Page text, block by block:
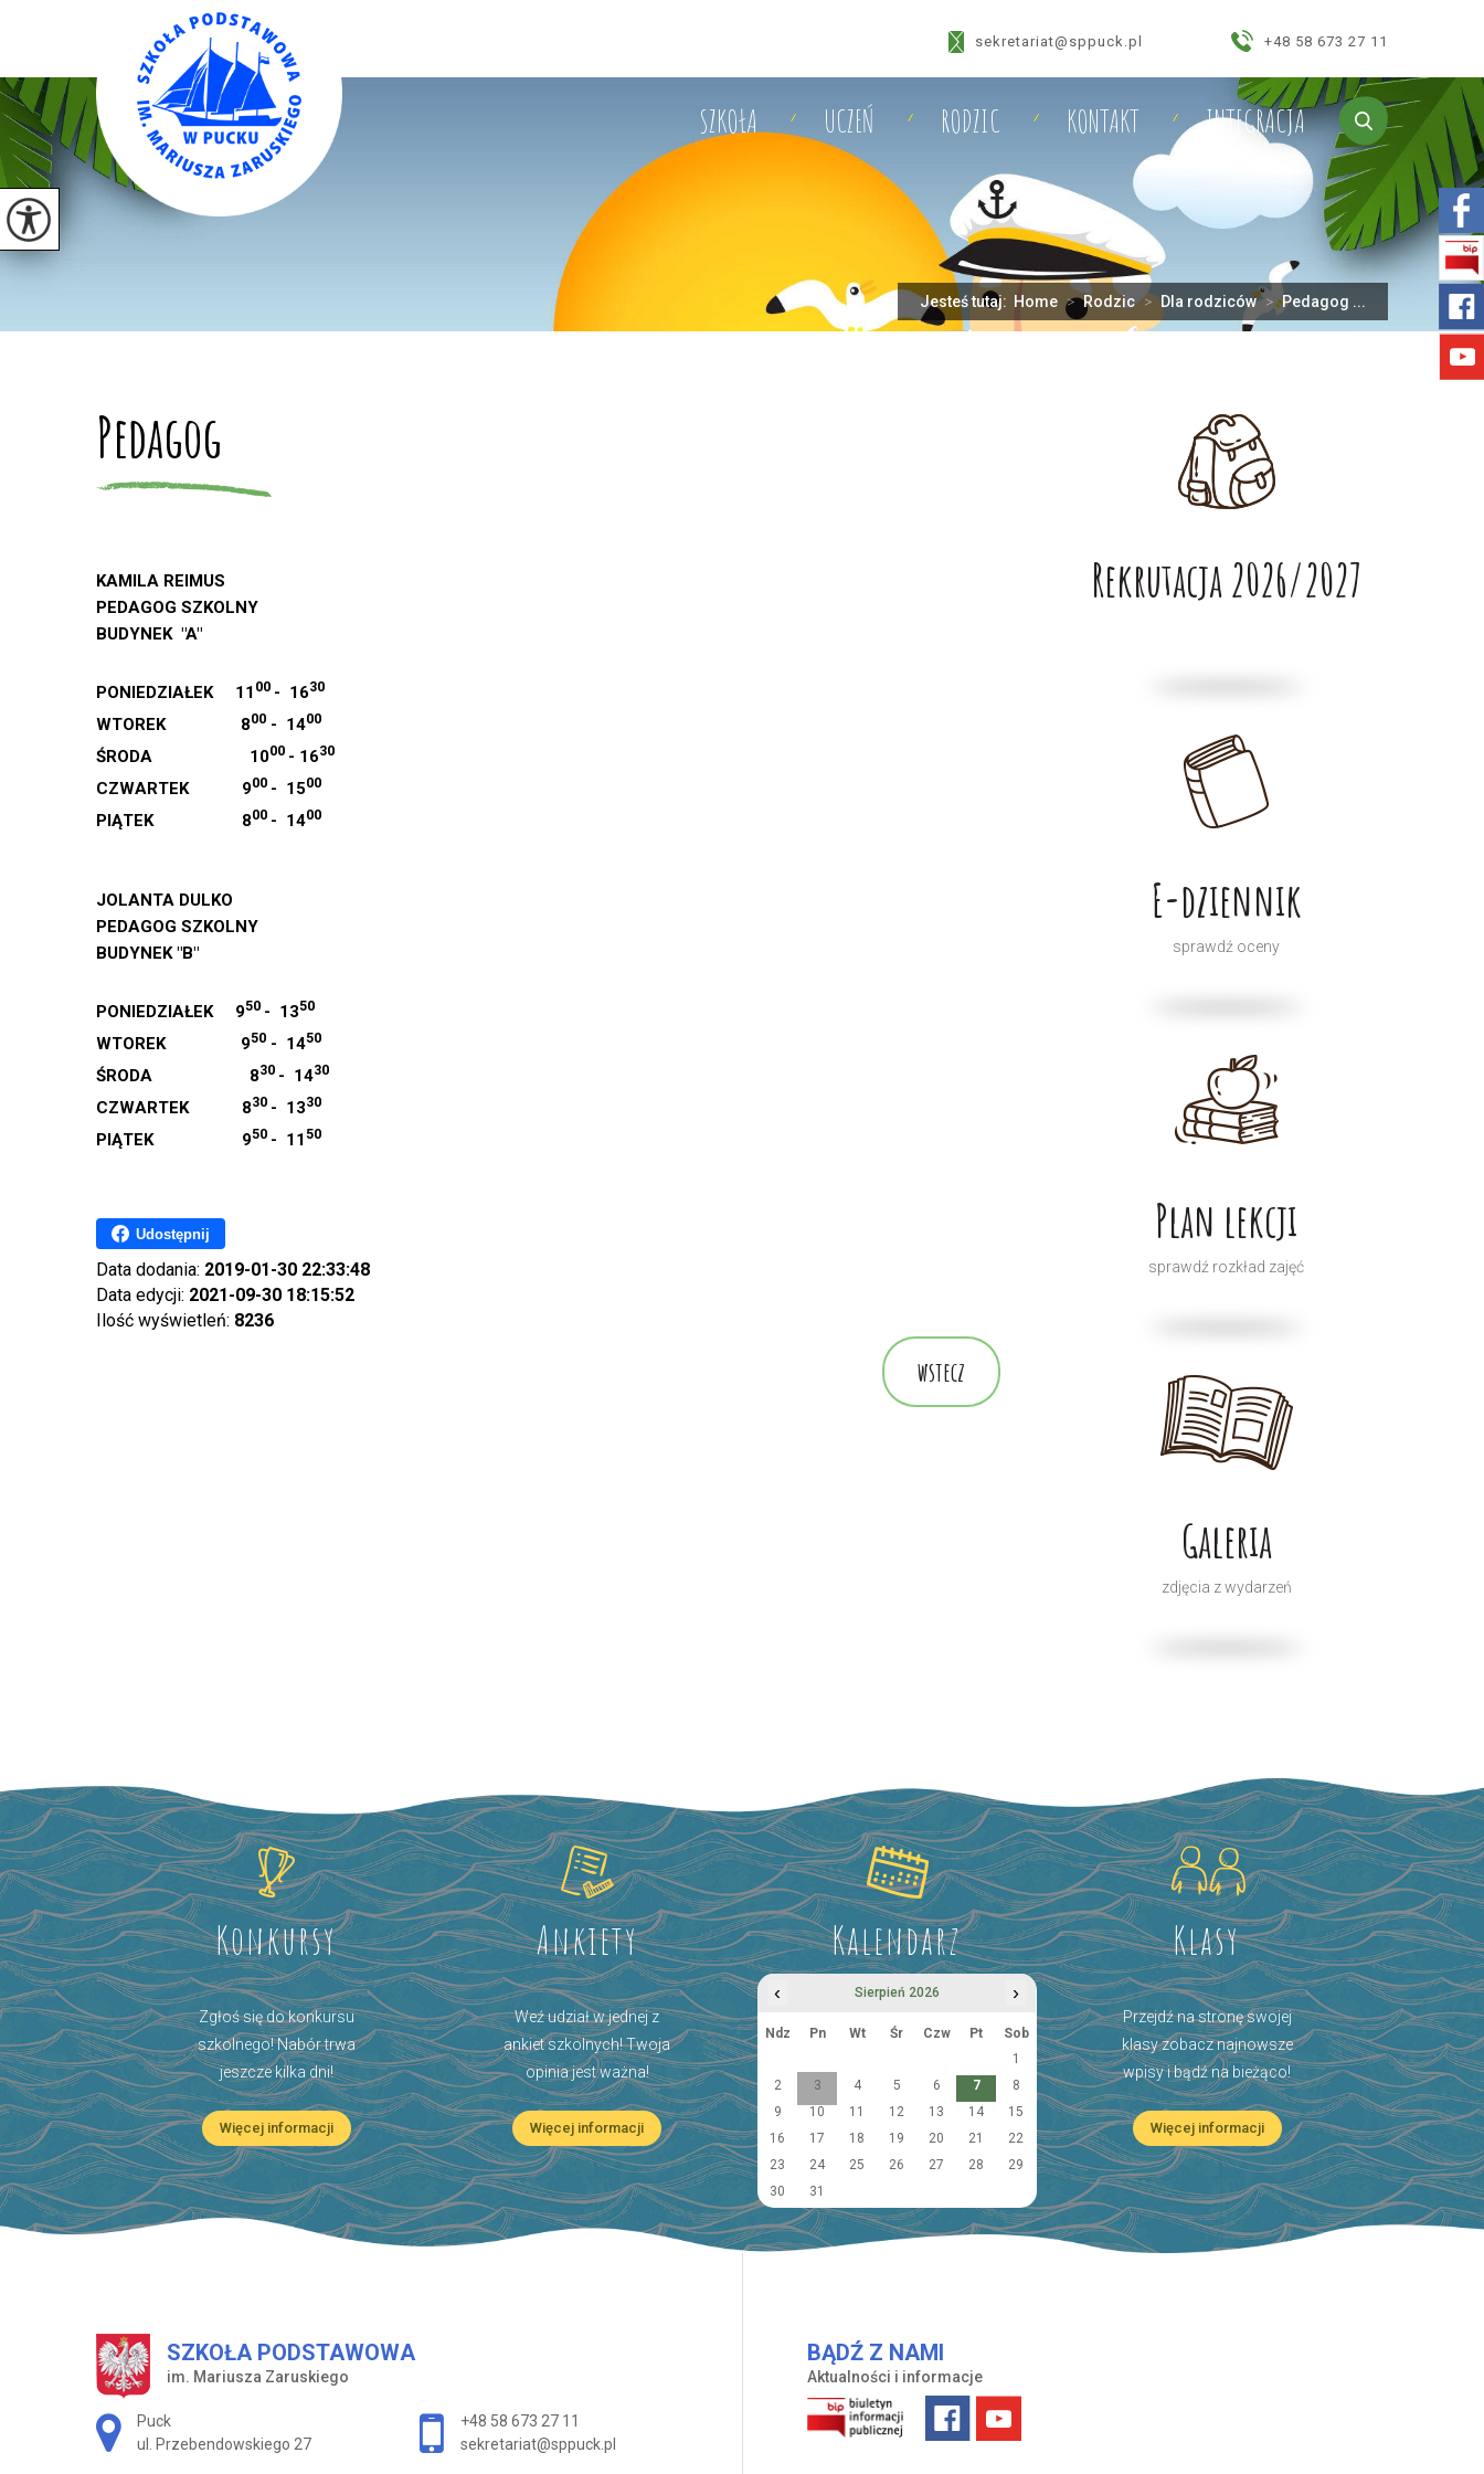
sekretariat@sppuck.pl +48 58 673 27 11
SZKOŁA UCZEŃ RODZIC KONTAKT INTEGRACJA
Jesteś tutaj: Home > Rodzic > Dla rodziców > Pedagog ...
Pedagog
KAMILA REIMUS
PEDAGOG SZKOLNY
BUDYNEK "A"
PONIEDZIAŁEK 11 00 - 1630
WTOREK 800 - 1400
ŚRODA 1000 - 1630
CZWARTEK 900 - 1500
PIĄTEK 800 - 1400
JOLANTA DULKO
PEDAGOG SZKOLNY
BUDYNEK "B"
PONIEDZIAŁEK 950 - 1350
WTOREK 950 - 1450
ŚRODA 830 - 1430
CZWARTEK 830 - 1330
PIĄTEK 950 - 1150
Udostępnij
Data dodania: 2019-01-30 22:33:48
Data edycji: 2021-09-30 18:15:52
Ilość wyświetleń: 8236
wstecz
Rekrutacja 2026/2027
E-dziennik
sprawdź oceny
Plan lekcji
sprawdź rozkład zajęć
Galeria
zdjęcia z wydarzeń
Konkursy
Zgłoś się do konkursu
szkolnego! Nabór trwa
jeszcze kilka dni!
Więcej informacji
Ankiety
Weź udział w jednej z
ankiet szkolnych! Twoja
opinia jest ważna!
Więcej informacji
Kalendarz
‹ Sierpień 2026 ›
Ndz Pn Wt Śr Czw Pt
Sob
1
2
3 4 5 6 7
8
9
10 11 12 13 14
15
16
17 18 19 20 21
22
23
24 25 26 27 28
29
30
31
Klasy
Przejdź na stronę swojej
klasy zobacz najnowsze
wpisy i bądź na bieżąco!
Więcej informacji
SZKOŁA PODSTAWOWA
im. Mariusza Zaruskiego
Adres pocztowy:
Puck
ul. Przebendowskiego 27
+48 58 673 27 11
sekretariat@sppuck.pl
BĄDŹ Z NAMI
Aktualności i informacje